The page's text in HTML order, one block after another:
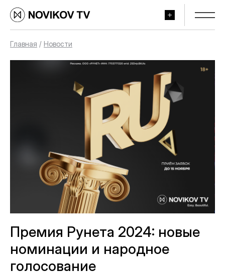
Главная / Новости
Премия Рунета 2024: новые
номинации и народное
голосование